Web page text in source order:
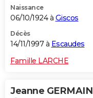
Naissance
06/10/1924 à Giscos
Décès
14/11/1997 à Escaudes
Famille LARCHE
Jeanne GERMAIN